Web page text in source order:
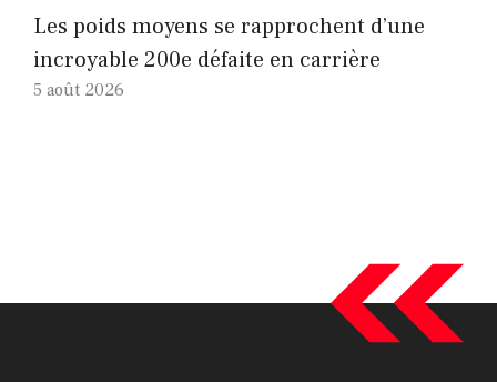
Les poids moyens se rapprochent d’une
incroyable 200e défaite en carrière
5 août 2026